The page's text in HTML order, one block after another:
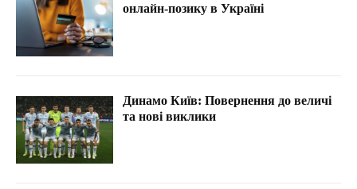
онлайн-позику в Україні
Динамо Київ: Повернення до величі
та нові виклики